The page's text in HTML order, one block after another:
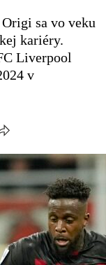
sa vo veku
kariéry.
Liverpool
v